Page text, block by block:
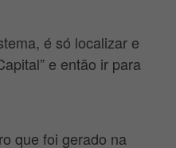
é só localizar e
e então ir para
que foi gerado na